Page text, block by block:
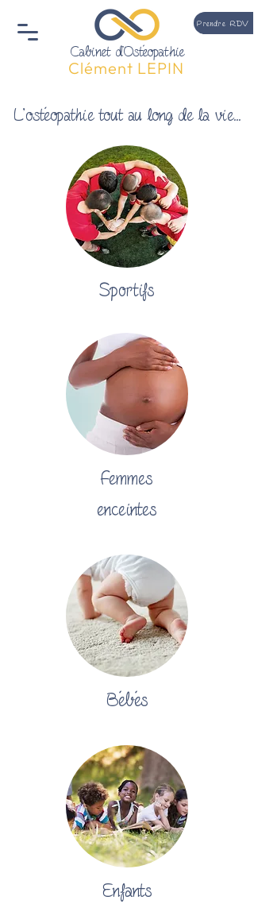
Prendre RDV
Cabinet d'Ostéopathie
Clément LEPIN
L'ostéopathie tout au long de la vie...
Sportifs
Femmes
enceintes
Bébés
Enfants